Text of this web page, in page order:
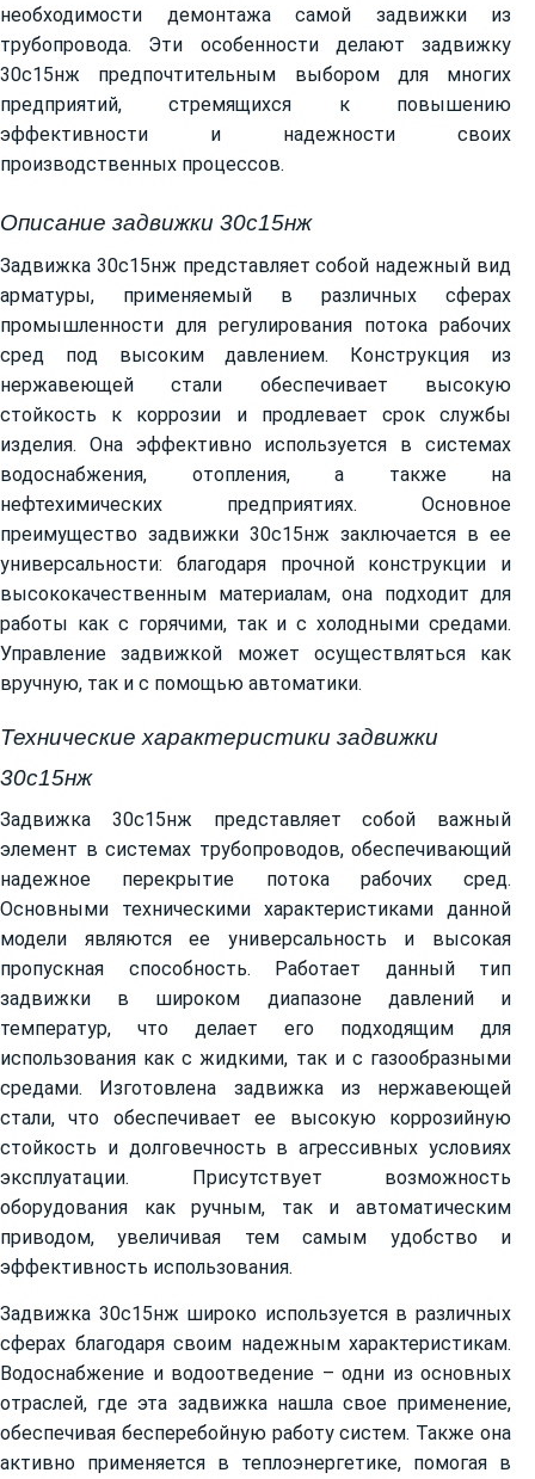
необходимости демонтажа самой задвижки из
трубопровода. Эти особенности делают задвижку
30с15нж предпочтительным выбором для многих
предприятий, стремящихся к повышению
эффективности и надежности своих
производственных процессов.
Описание задвижки 30с15нж
Задвижка 30с15нж представляет собой надежный вид
арматуры, применяемый в различных сферах
промышленности для регулирования потока рабочих
сред под высоким давлением. Конструкция из
нержавеющей стали обеспечивает высокую
стойкость к коррозии и продлевает срок службы
изделия. Она эффективно используется в системах
водоснабжения, отопления, а также на
нефтехимических предприятиях. Основное
преимущество задвижки 30с15нж заключается в ее
универсальности: благодаря прочной конструкции и
высококачественным материалам, она подходит для
работы как с горячими, так и с холодными средами.
Управление задвижкой может осуществляться как
вручную, так и с помощью автоматики.
Технические характеристики задвижки
30с15нж
Задвижка 30с15нж представляет собой важный
элемент в системах трубопроводов, обеспечивающий
надежное перекрытие потока рабочих сред.
Основными техническими характеристиками данной
модели являются ее универсальность и высокая
пропускная способность. Работает данный тип
задвижки в широком диапазоне давлений и
температур, что делает его подходящим для
использования как с жидкими, так и с газообразными
средами. Изготовлена задвижка из нержавеющей
стали, что обеспечивает ее высокую коррозийную
стойкость и долговечность в агрессивных условиях
эксплуатации. Присутствует возможность
оборудования как ручным, так и автоматическим
приводом, увеличивая тем самым удобство и
эффективность использования.
Задвижка 30с15нж широко используется в различных
сферах благодаря своим надежным характеристикам.
Водоснабжение и водоотведение – одни из основных
отраслей, где эта задвижка нашла свое применение,
обеспечивая бесперебойную работу систем. Также она
активно применяется в теплоэнергетике, помогая в